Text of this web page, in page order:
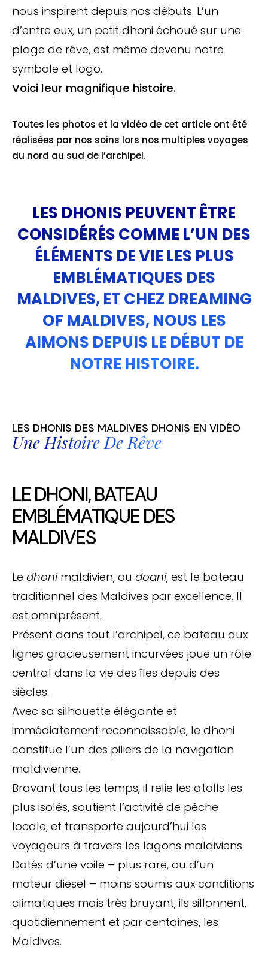
nous inspirent depuis nos débuts. L’un
d’entre eux, un petit dhoni échoué sur une
plage de rêve, est même devenu notre
symbole et logo.
Voici leur magnifique histoire.
Toutes les photos et la vidéo de cet article ont été
réalisées par nos soins lors nos multiples voyages
du nord au sud de l’archipel.
LES DHONIS PEUVENT ÊTRE
CONSIDÉRÉS COMME L’UN DES
ÉLÉMENTS DE VIE LES PLUS
EMBLÉMATIQUES DES
MALDIVES, ET CHEZ DREAMING
OF MALDIVES, NOUS LES
AIMONS DEPUIS LE DÉBUT DE
NOTRE HISTOIRE.
LES DHONIS DES MALDIVES DHONIS EN VIDÉO
Une Histoire De Rêve
LE DHONI, BATEAU
EMBLÉMATIQUE DES
MALDIVES
Le dhonimaldivien, ou doani, est le bateau
traditionnel des Maldives par excellence. Il
est omniprésent.
Présent dans tout l’archipel, ce bateau aux
lignes gracieusement incurvées joue un rôle
central dans la vie des îles depuis des
siècles.
Avec sa silhouette élégante et
immédiatement reconnaissable, le dhoni
constitue l’un des piliers de la navigation
maldivienne.
Bravant tous les temps, il relie les atolls les
plus isolés, soutient l’activité de pêche
locale, et transporte aujourd’hui les
voyageurs à travers les lagons maldiviens.
Dotés d’une voile – plus rare, ou d’un
moteur diesel – moins soumis aux conditions
climatiques mais très bruyant, ils sillonnent,
quotidiennement et par centaines, les
Maldives.